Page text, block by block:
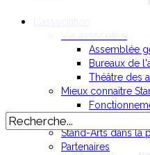
Assemblée
Bureaux de
Théâtre des
Mieux connaitre
Statuts de
Stand-Arts dans la
Partenaires